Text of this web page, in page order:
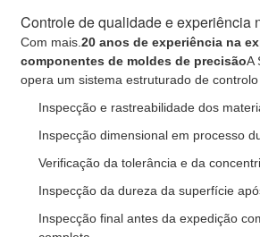
Controle de qualidade e experiência
Com mais. 20 anos de experiência na
componentes de moldes de precisãoA
opera um sistema estruturado de
Inspecção e rastreabilidade dos
Inspecção dimensional em processo
Verificação da tolerância e da
Inspecção da dureza da superfície
Inspecção final antes da expedição